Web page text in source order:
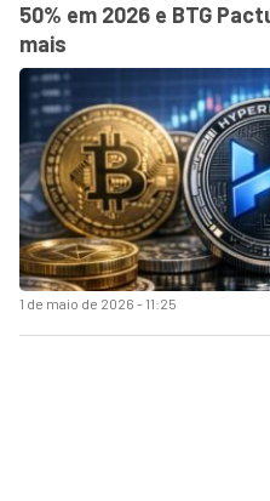
1 de maio de 2026 - 11:25
50% em 2026 e BTG
mais